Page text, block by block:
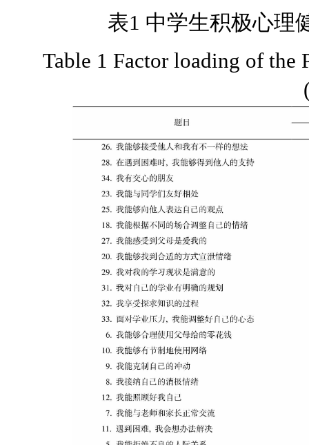
表1 中学生积极心理
Table 1 Factor loading of the